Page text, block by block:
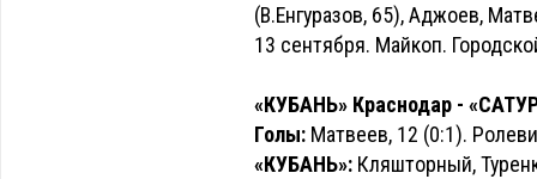
(В.Енгуразов, 65), Аджоев,
13 сентября. Майкоп.
«КУБАНЬ» Краснодар -
Голы: Матвеев, 12 (0:1).
«КУБАНЬ»: Кляшторный,